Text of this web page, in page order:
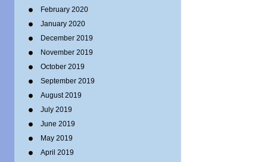
February 2020
January 2020
December 2019
November 2019
October 2019
September 2019
August 2019
July 2019
June 2019
May 2019
April 2019